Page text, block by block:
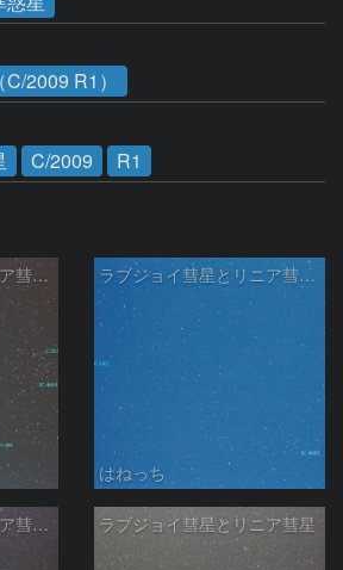
2009 R1）
C/2009 R1
ラブジョイ彗星とリニア彗星とバーナード星 ラブジョイ彗星とリニア彗星Jan24
はねっち
ラブジョイ彗星とリニア彗星Jan14 ラブジョイ彗星とリニア彗星